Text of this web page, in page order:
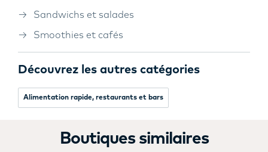
Sandwichs et salades
Smoothies et cafés
Découvrez les autres catégories
Alimentation rapide, restaurants et bars
Boutiques similaires